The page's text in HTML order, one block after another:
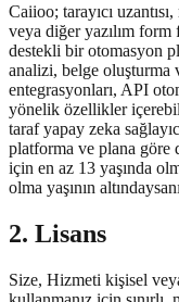
Caiioo; tarayıcı
veya diğer yazılım
destekli bir otomasyon
analizi, belge oluşturma
entegrasyonları, API
yönelik özellikler
taraf yapay zeka
platforma ve plana
için en az 13 yaşında
olma yaşının
2. Lisans
Size, Hizmeti kişisel